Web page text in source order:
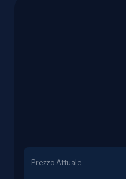
Prezzo Attuale